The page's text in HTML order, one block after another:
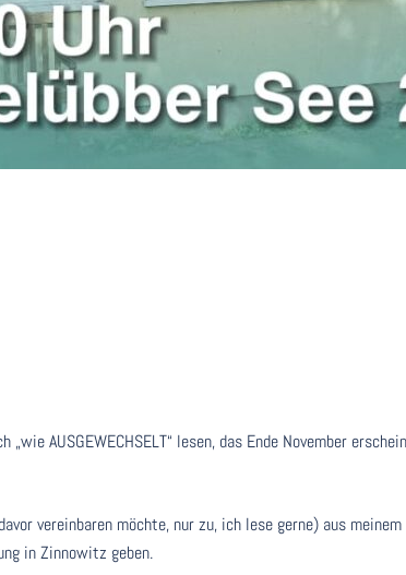
AUSGEWECHSELT“ lesen, das Ende November
vereinbaren möchte, nur zu, ich lese gerne) aus
in Zinnowitz geben.